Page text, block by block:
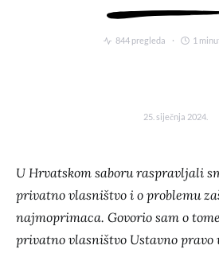
844 pregleda 1
25. siječnja 2024.
U Hrvatskom saboru raspravljali
privatno vlasništvo i o problemu
najmoprimaca. Govorio sam o
privatno vlasništvo Ustavno pravo